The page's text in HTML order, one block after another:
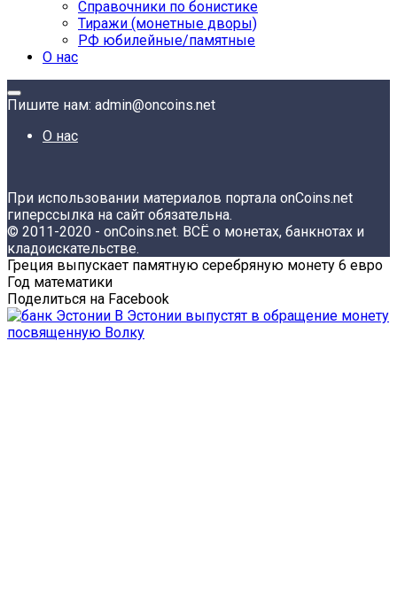
Справочники по бонистике
Тиражи (монетные дворы)
РФ юбилейные/памятные
О нас
Пишите нам: admin@oncoins.net
О нас
При использовании материалов портала onCoins.net
гиперссылка на сайт обязательна.
© 2011-2020 - onCoins.net. ВСЁ о монетах, банкнотах и
кладоискательстве.
Греция выпускает памятную серебряную монету 6 евро
Год математики
Поделиться на Facebook
В Эстонии выпустят в обращение монету
посвященную Волку